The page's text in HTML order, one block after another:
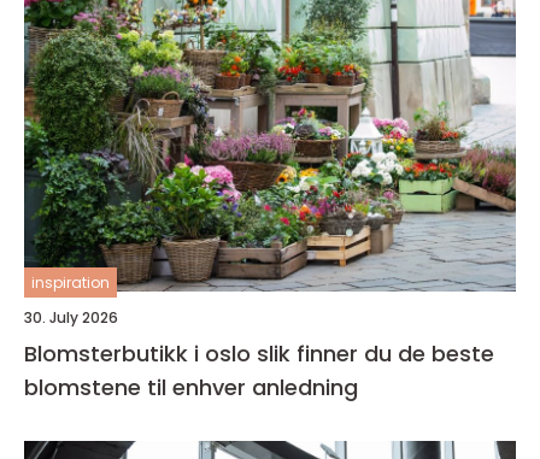
inspiration
30. July 2026
Blomsterbutikk i oslo slik finner du de beste
blomstene til enhver anledning